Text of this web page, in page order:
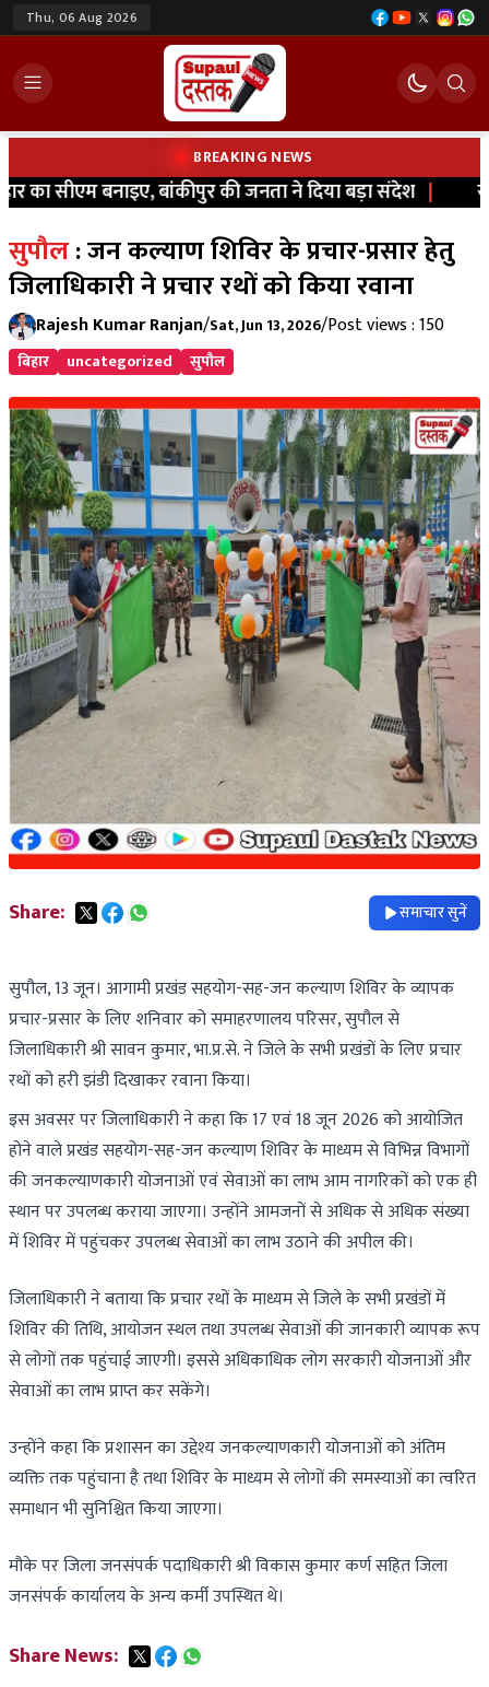
Thu, 06 Aug 2026
BREAKING NEWS
सीएम बनाइए, बांकीपुर की जनता ने दिया बड़ा संदेश |
सुपौल: जन कल्याण शिविर के प्रचार-प्रसार हेतु
जिलाधिकारी ने प्रचार रथों को किया रवाना
Rajesh Kumar Ranjan/Sat, Jun 13, 2026/Post views : 150
बिहार uncategorized सुपौल
Share: समाचार सुनें
सुपौल, 13 जून। आगामी प्रखंड सहयोग-सह-जन कल्याण शिविर के व्यापक
प्रचार-प्रसार के लिए शनिवार को समाहरणालय परिसर, सुपौल से
जिलाधिकारी श्री सावन कुमार, भा.प्र.से. ने जिले के सभी प्रखंडों के लिए प्रचार
रथों को हरी झंडी दिखाकर रवाना किया।
इस अवसर पर जिलाधिकारी ने कहा कि 17 एवं 18 जून 2026 को आयोजित
होने वाले प्रखंड सहयोग-सह-जन कल्याण शिविर के माध्यम से विभिन्न विभागों
की जनकल्याणकारी योजनाओं एवं सेवाओं का लाभ आम नागरिकों को एक ही
स्थान पर उपलब्ध कराया जाएगा। उन्होंने आमजनों से अधिक से अधिक संख्या
में शिविर में पहुंचकर उपलब्ध सेवाओं का लाभ उठाने की अपील की।
जिलाधिकारी ने बताया कि प्रचार रथों के माध्यम से जिले के सभी प्रखंडों में
शिविर की तिथि, आयोजन स्थल तथा उपलब्ध सेवाओं की जानकारी व्यापक रूप
से लोगों तक पहुंचाई जाएगी। इससे अधिकाधिक लोग सरकारी योजनाओं और
सेवाओं का लाभ प्राप्त कर सकेंगे।
उन्होंने कहा कि प्रशासन का उद्देश्य जनकल्याणकारी योजनाओं को अंतिम
व्यक्ति तक पहुंचाना है तथा शिविर के माध्यम से लोगों की समस्याओं का त्वरित
समाधान भी सुनिश्चित किया जाएगा।
मौके पर जिला जनसंपर्क पदाधिकारी श्री विकास कुमार कर्ण सहित जिला
जनसंपर्क कार्यालय के अन्य कर्मी उपस्थित थे।
Share News: